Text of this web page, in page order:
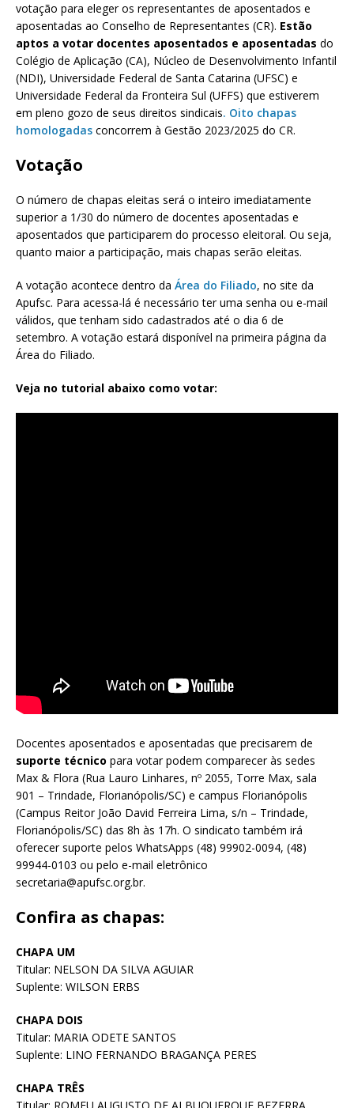
votação para eleger os representantes de aposentados e
aposentadas ao Conselho de Representantes (CR). Estão
aptos a votar docentes aposentados e aposentadas do
Colégio de Aplicação (CA), Núcleo de Desenvolvimento Infantil
(NDI), Universidade Federal de Santa Catarina (UFSC) e
Universidade Federal da Fronteira Sul (UFFS) que estiverem
em pleno gozo de seus direitos sindicais. Oito chapas
homologadas concorrem à Gestão 2023/2025 do CR.
Votação
O número de chapas eleitas será o inteiro imediatamente
superior a 1/30 do número de docentes aposentadas e
aposentados que participarem do processo eleitoral. Ou seja,
quanto maior a participação, mais chapas serão eleitas.
A votação acontece dentro da Área do Filiado, no site da
Apufsc. Para acessa-lá é necessário ter uma senha ou e-mail
válidos, que tenham sido cadastrados até o dia 6 de
setembro. A votação estará disponível na primeira página da
Área do Filiado.
Veja no tutorial abaixo como votar:
Docentes aposentados e aposentadas que precisarem de
suporte técnico para votar podem comparecer às sedes
Max & Flora (Rua Lauro Linhares, nº 2055, Torre Max, sala
901 – Trindade, Florianópolis/SC) e campus Florianópolis
(Campus Reitor João David Ferreira Lima, s/n – Trindade,
Florianópolis/SC) das 8h às 17h. O sindicato também irá
oferecer suporte pelos WhatsApps (48) 99902-0094, (48)
99944-0103 ou pelo e-mail eletrônico
secretaria@apufsc.org.br.
Confira as chapas:
CHAPA UM
Titular: NELSON DA SILVA AGUIAR
Suplente: WILSON ERBS
CHAPA DOIS
Titular: MARIA ODETE SANTOS
Suplente: LINO FERNANDO BRAGANÇA PERES
CHAPA TRÊS